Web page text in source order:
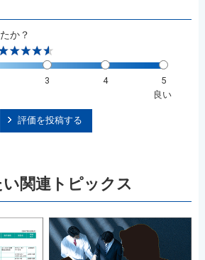
か？
3 4
5
良い
評価を投稿する
関連トピックス